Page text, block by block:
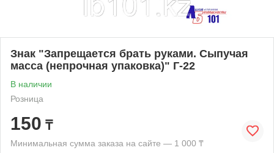
Знак "Запрещается брать руками. Сыпучая
масса (непрочная упаковка)" Г-22
В наличии
Розница
150 ₸
Минимальная сумма заказа на сайте — 1 000 ₸